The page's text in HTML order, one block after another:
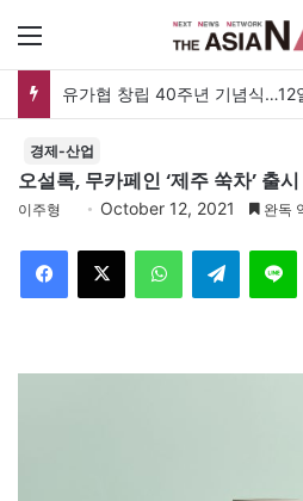
경제-산업
오설록, 무카페인 ‘제주 쑥차’ 출시
이주형 October 12, 2021 완독
Telegram